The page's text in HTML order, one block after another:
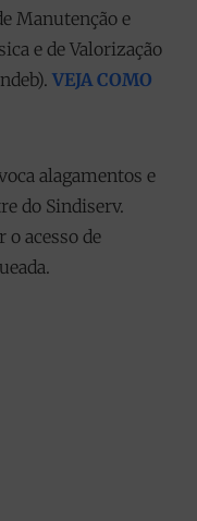
Manutenção e
e de Valorização
VEJA COMO
alagamentos e
do Sindiserv.
acesso de